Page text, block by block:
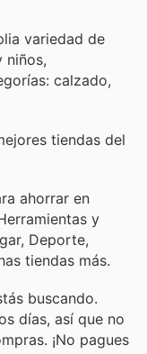
variedad de
niños,
calzado,
tiendas del
ahorrar en
y
Deporte,
tiendas más.
buscando.
días, así que no
¡No pagues